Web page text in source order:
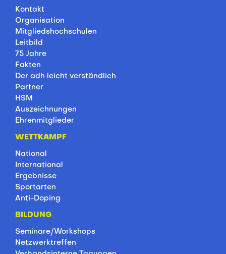
Kontakt
Organisation
Mitgliedshochschulen
Leitbild
75 Jahre
Fakten
Der adh leicht verständlich
Partner
HSM
Auszeichnungen
Ehrenmitglieder
WETTKAMPF
National
International
Ergebnisse
Sportarten
Anti-Doping
BILDUNG
Seminare/Workshops
Netzwerktreffen